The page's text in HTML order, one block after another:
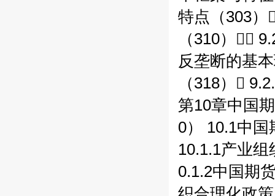
特点（303）
（310）
反垄断的基
（318）
第10章中国
0） 10.1中
10.1.1产业
0.1.2中国期